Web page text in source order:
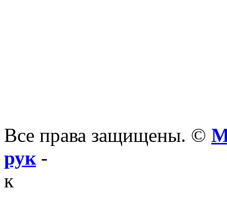
Все права защищены. ©
рук-
к